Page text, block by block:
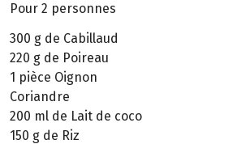
Pour 2 personnes
300 g de Cabillaud
220 g de Poireau
1 pièce Oignon
Coriandre
200 ml de Lait de coco
150 g de Riz